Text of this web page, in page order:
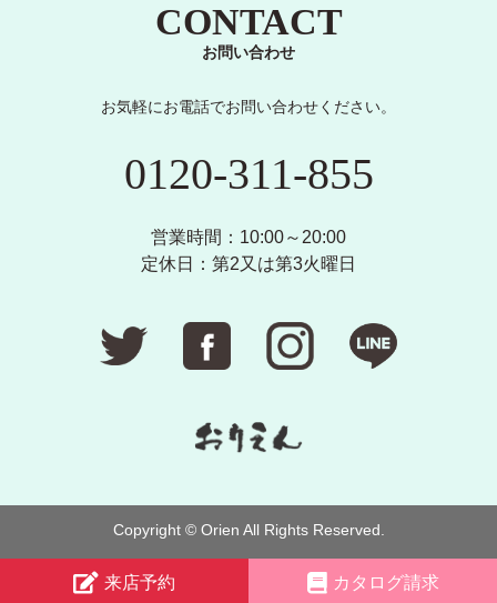
CONTACT
お問い合わせ
お気軽にお電話でお問い合わせください。
0120-311-855
営業時間：10:00～20:00
定休日：第2又は第3火曜日
Copyright © Orien All Rights Reserved.
来店予約 カタログ請求